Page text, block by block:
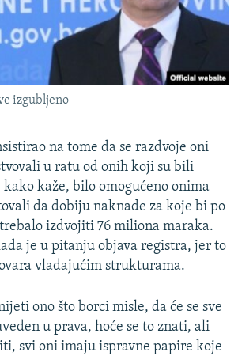
izgubljeno
na tome da se razdvoje oni
u ratu od onih koji su bili
kaže, bilo omogućeno onima
da dobiju naknade za koje bi po
izdvojiti 76 miliona maraka.
je u pitanju objava registra, jer to
vladajućim strukturama.
ono što borci misle, da će se sve
u prava, hoće se to znati, ali
svi oni imaju ispravne papire koje